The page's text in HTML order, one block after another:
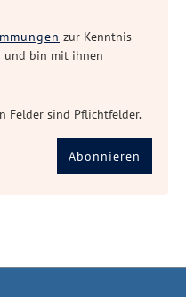
zur Kenntnis
und bin mit ihnen
Felder sind Pflichtfelder.
Abonnieren